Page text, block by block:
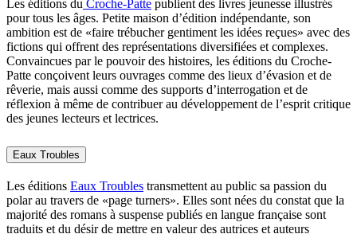
Les éditions du Croche-Patte publient des livres jeunesse illustrés
pour tous les âges. Petite maison d’édition indépendante, son
ambition est de «faire trébucher gentiment les idées reçues» avec des
fictions qui offrent des représentations diversifiées et complexes.
Convaincues par le pouvoir des histoires, les éditions du Croche-
Patte conçoivent leurs ouvrages comme des lieux d’évasion et de
rêverie, mais aussi comme des supports d’interrogation et de
réflexion à même de contribuer au développement de l’esprit critique
des jeunes lecteurs et lectrices.
Eaux Troubles
Les éditions Eaux Troubles transmettent au public sa passion du
polar au travers de «page turners». Elles sont nées du constat que la
majorité des romans à suspense publiés en langue française sont
traduits et du désir de mettre en valeur des autrices et auteurs